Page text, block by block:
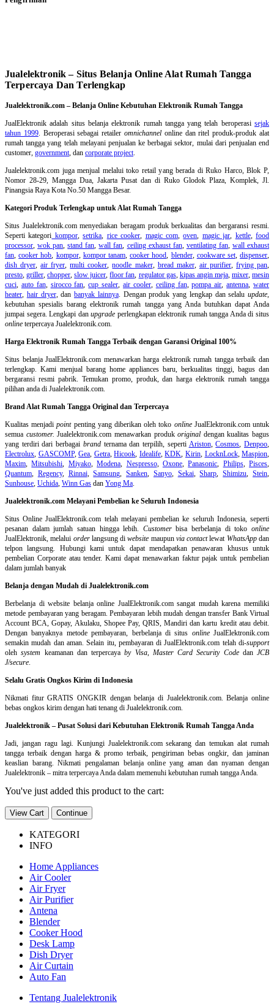
Jualelektronik – Situs Belanja Online Alat Rumah Tangga
Terpercaya Dan Terlengkap
Jualelektronik.com – Belanja Online Kebutuhan Elektronik Rumah Tangga
JualElektronik adalah situs belanja elektronik rumah tanggayang telah beroperasisejak
tahun 1999. Beroperasi sebagai retaileromnichannel online dan ritel produk-produk alat
rumah tangga yang telah melayani penjualan ke berbagai sektor, mulai dari penjualan end
customer, government, dan corporate project.
Jualelektronik.com juga menjual melalui toko retail yang berada di Ruko Harco, Blok P,
Nomor 28-29, Mangga Dua, Jakarta Pusat dan di Ruko Glodok Plaza, Komplek, Jl.
Pinangsia Raya Kota No.50 Mangga Besar.
Kategori Produk Terlengkap untuk Alat Rumah Tangga
Situs Jualelektronik.com menyediakan beragam produk berkualitas dan bergaransi resmi.
Seperti kategori kompor,setrika, rice cooker, magic com,oven, magic jar, kettle,food
processor,wok pan,stand fan,wall fan, ceiling exhaust fan, ventilating fan, wall exhaust
fan,cooker hob, kompor, kompor tanam,cooker hood, blender, cookware set,dispenser,
dish dryer,air fryer,multi cooker,noodle maker, bread maker, air purifier, frying pan,
presto,griller,chopper,slow juicer,floor fan, regulator gas, kipas angin meja, mixer,mesin
cuci, auto fan, sirocco fan,cup sealer,air cooler, ceiling fan,pompa air,antenna,water
heater, hair dryer, dan banyak lainnya. Dengan produk yang lengkap dan selalu update,
kebutuhan spesialis barang elektronik rumah tangga yang Anda butuhkan dapat Anda
jumpai segera. Lengkapi danupgrade perlengkapan elektronik rumah tangga Anda di situs
online terpercaya Jualelektronik.com.
Harga Elektronik Rumah Tangga Terbaik dengan Garansi Original 100%
Situs belanjaJualElektronik.com menawarkan harga elektronik rumah tangga terbaik dan
terlengkap. Kami menjual barang home appliances baru, berkualitas tinggi, bagus dan
bergaransi resmi pabrik. Temukan promo, produk, dan harga elektronik rumah tangga
pilihan anda di Jualelektronik.com.
Brand Alat Rumah Tangga Original dan Terpercaya
Kualitas menjadipointpenting yang diberikan oleh toko onlineJualElektronik.com untuk
semua customer. Jualelektronik.com menawarkan produkoriginal dengan kualitas bagus
yang terdiri dari berbagai brandternama dan terpilih, seperti Ariston,Cosmos,Denpoo,
Electrolux, GASCOMP,Gea, Getra,Hicook, Idealife,KDK, Kirin, LocknLock,Maspion,
Maxim,Mitsubishi, Miyako,Modena, Nespresso, Oxone,Panasonic, Philips, Pisces,
Quantum, Regency, Rinnai,Samsung,Sanken, Sanyo, Sekai,Sharp,Shimizu,Stein,
Sunhouse, Uchida, Winn Gas dan Yong Ma.
Jualelektronik.com Melayani Pembelian ke Seluruh Indonesia
Situs Online JualElektronik.com telah melayani pembelian ke seluruh Indonesia, seperti
pesanan dalam jumlah satuan hingga lebih. Customerbisa berbelanja di tokoonline
JualElektronik, melalui orderlangsung diwebsite maupun via contactlewat WhatsAppdan
telpon langsung. Hubungi kami untuk dapat mendapatkan penawaran khusus untuk
pembelian Corporate atau tender. Kami dapat menawarkan faktur pajak untuk pembelian
dalam jumlah banyak
Belanja dengan Mudah di Jualelektronik.com
Berbelanja diwebsite belanja online JualElektronik.com sangat mudah karena memiliki
metode pembayaran yang beragam. Pembayaran lebih mudah dengan transfer Bank Virtual
Account BCA, Gopay, Akulaku, Shopee Pay, QRIS, Mandiri dan kartu kredit atau debit.
Dengan banyaknya metode pembayaran, berbelanja di situs onlineJualElektronik.com
semakin mudah dan aman. Selain itu, pembayaran di JualElektronik.com telah di-support
olehsystem keamanan dan terpercayaby Visa, Master Card Security Codedan JCB
J/secure.
Selalu Gratis Ongkos Kirim di Indonesia
Nikmati fitur GRATIS ONGKIR dengan belanja di Jualelektronik.com. Belanja online
bebas ongkos kirim dengan hati tenang di Jualelektronik.com.
Jualelektronik – Pusat Solusi dari Kebutuhan Elektronik Rumah Tangga Anda
Jadi, jangan ragu lagi. Kunjungi Jualelektronik.com sekarang dan temukan alat rumah
tangga terbaik dengan harga & promo terbaik, pengiriman bebas ongkir, dan jaminan
keaslian barang. Nikmati pengalaman belanja online yang aman dan nyaman dengan
Jualelektronik – mitra terpercaya Anda dalam memenuhi kebutuhan rumah tangga Anda.
You've just added this product to the cart:
View Cart Continue
KATEGORI
INFO
Home Appliances
Air Cooler
Air Fryer
Air Purifier
Antena
Blender
Cooker Hood
Desk Lamp
Dish Dryer
Air Curtain
Auto Fan
Tentang Jualelektronik